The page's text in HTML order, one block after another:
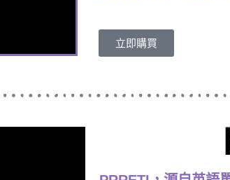
立即購買